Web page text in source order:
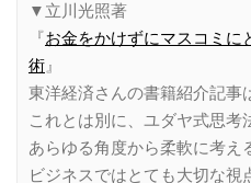
▼立川光照著
『お金をかけずにマスコミに
術』
東洋経済さんの書籍紹介記事
これとは別に、ユダヤ式思考
あらゆる角度から柔軟に考え
ビジネスではとても大切な視